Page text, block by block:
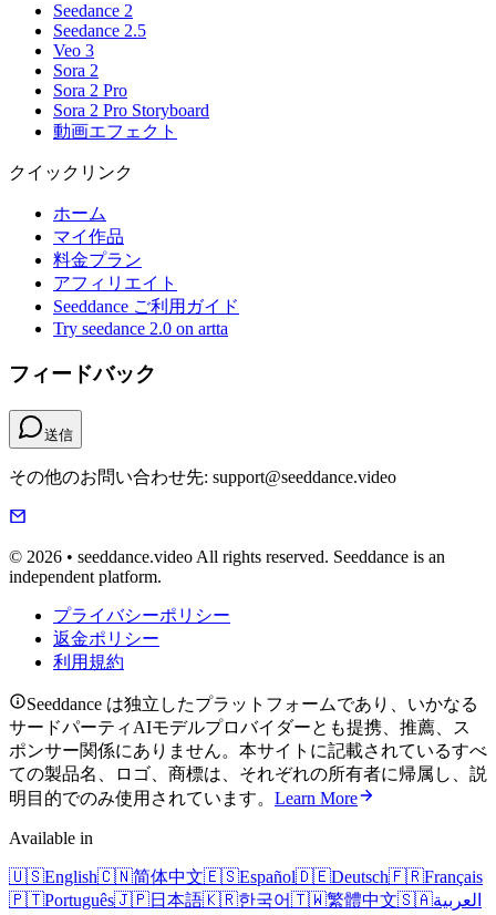
Seedance 2
Seedance 2.5
Veo 3
Sora 2
Sora 2 Pro
Sora 2 Pro Storyboard
動画エフェクト
クイックリンク
ホーム
マイ作品
料金プラン
アフィリエイト
Seeddance ご利用ガイド
Try seedance 2.0 on artta
フィードバック
送信
その他のお問い合わせ先: support@seeddance.video
© 2026 • seeddance.video All rights reserved. Seeddance is an
independent platform.
プライバシーポリシー
返金ポリシー
利用規約
Seeddance は独立したプラットフォームであり、いかなる
サードパーティAIモデルプロバイダーとも提携、推薦、ス
ポンサー関係にありません。本サイトに記載されているすべ
ての製品名、ロゴ、商標は、それぞれの所有者に帰属し、説
明目的でのみ使用されています。 Learn More
Available in
🇺🇸English🇨🇳简体中文🇪🇸Español🇩🇪Deutsch🇫🇷Français
🇵🇹Português🇯🇵日本語🇰🇷한국어🇹🇼繁體中文🇸🇦العربية